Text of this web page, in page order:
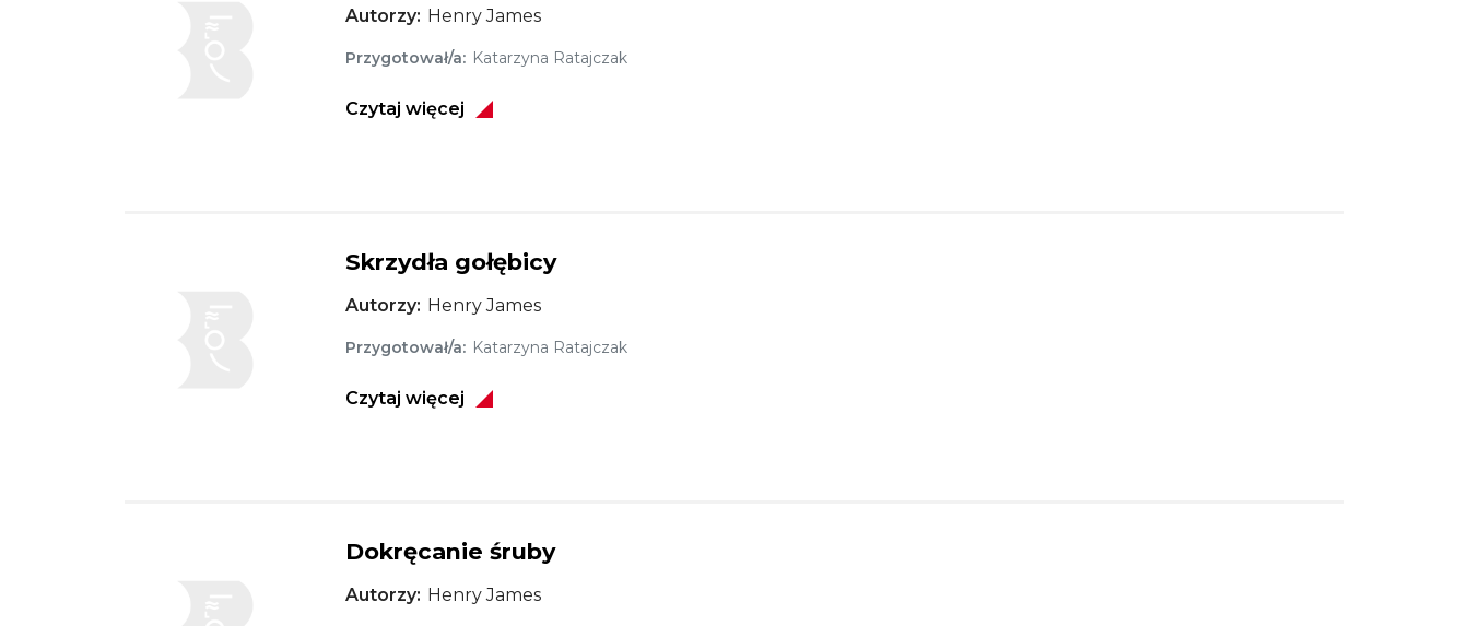
Autorzy Henry James
Przygotował/a Katarzyna Ratajczak
Czytaj więcej
Skrzydła gołębicy
Autorzy Henry James
Przygotował/a Katarzyna Ratajczak
Czytaj więcej
Dokręcanie śruby
Autorzy Henry James